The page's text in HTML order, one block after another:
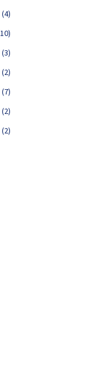
(4)
(3)
(2)
(7)
(2)
(2)